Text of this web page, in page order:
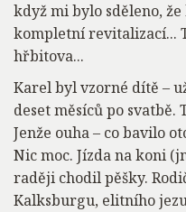
když mi bylo sděleno,
kompletní revitalizací...
hřbitova...
Karel byl vzorné dítě –
deset měsíců po svatbě.
Jenže ouha – co bavilo
Nic moc. Jízda na koni
raději chodil pěšky.
Kalksburgu, elitního